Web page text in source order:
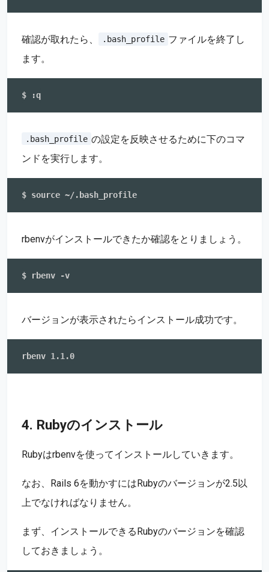
確認が取れたら、 .bash_profile ファイルを終了し
ます。
.bash_profile の設定を反映させるために下のコマ
ンドを実行します。
rbenvがインストールできたか確認をとりましょう。
バージョンが表示されたらインストール成功です。
4. Rubyのインストール
Rubyはrbenvを使ってインストールしていきます。
なお、Rails 6を動かすにはRubyのバージョンが2.5以
上でなければなりません。
まず、インストールできるRubyのバージョンを確認
しておきましょう。